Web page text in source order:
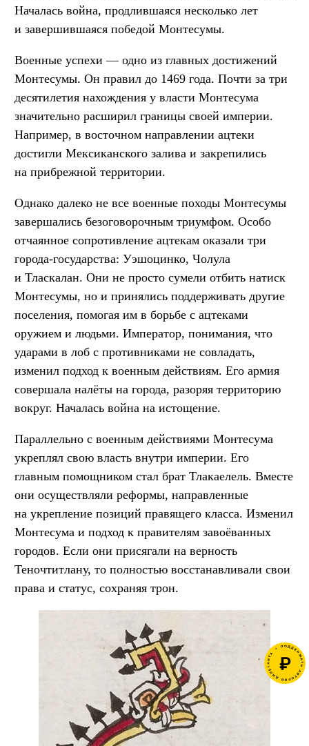
Началась война, продлившаяся несколько лет
и завершившаяся победой Монтесумы.
Военные успехи — одно из главных достижений
Монтесумы. Он правил до 1469 года. Почти за три
десятилетия нахождения у власти Монтесума
значительно расширил границы своей империи.
Например, в восточном направлении ацтеки
достигли Мексиканского залива и закрепились
на прибрежной территории.
Однако далеко не все военные походы Монтесумы
завершались безоговорочным триумфом. Особо
отчаянное сопротивление ацтекам оказали три
города-государства: Уэшоцинко, Чолула
и Тласкалан. Они не просто сумели отбить натиск
Монтесумы, но и принялись поддерживать другие
поселения, помогая им в борьбе с ацтеками
оружием и людьми. Император, понимания, что
ударами в лоб с противниками не совладать,
изменил подход к военным действиям. Его армия
совершала налёты на города, разоряя территорию
вокруг. Началась война на истощение.
Параллельно с военным действиями Монтесума
укреплял свою власть внутри империи. Его
главным помощником стал брат Тлакаелель. Вместе
они осуществляли реформы, направленные
на укрепление позиций правящего класса. Изменил
Монтесума и подход к правителям завоёванных
городов. Если они присягали на верность
Теночтитлану, то полностью восстанавливали свои
права и статус, сохраняя трон.